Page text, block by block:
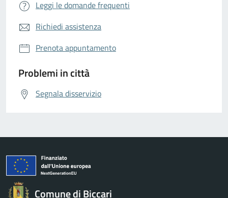
Leggi le domande frequenti
Richiedi assistenza
Prenota appuntamento
Problemi in città
Segnala disservizio
Comune di Biccari